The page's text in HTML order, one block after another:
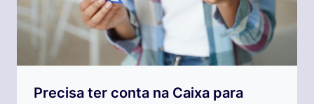
Precisa ter conta na Caixa para